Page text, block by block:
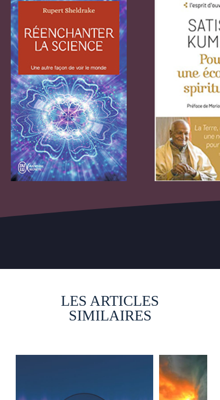
LES ARTICLES
SIMILAIRES